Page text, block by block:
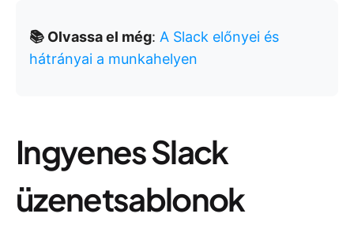
📚 Olvassa el még: A Slack előnyei és
hátrányai a munkahelyen
Ingyenes Slack
üzenetsablonok